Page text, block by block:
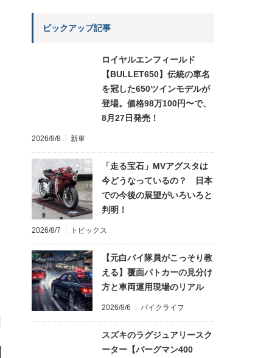
ピックアップ記事
ロイヤルエンフィールド
【BULLET650】伝統の車名
を冠した650ツインモデルが
登場。価格98万100円〜で、
8月27日発売！
2026/8/8 新車
「走る宝石」MVアグスタは
今どうなっているの？ 日本
での今後の展望がいろいろと
判明！
2026/8/7 トピックス
【元白バイ隊員がこっそり教
える】覆面パトカーの見分け
方と車両運用現場のリアル
2026/8/6 バイクライフ
スズキのラグジュアリースク
ーター【バーグマン400